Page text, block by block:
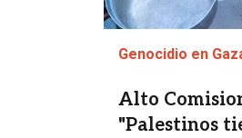
Genocidio en
Alto
"Palestinos